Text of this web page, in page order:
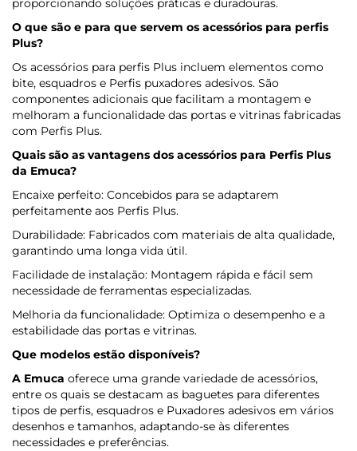
proporcionando soluções práticas e duradouras.
O que são e para que servem os acessórios para perfis
Plus?
Os acessórios para perfis Plus incluem elementos como
bite, esquadros e Perfis puxadores adesivos. São
componentes adicionais que facilitam a montagem e
melhoram a funcionalidade das portas e vitrinas fabricadas
com Perfis Plus.
Quais são as vantagens dos acessórios para Perfis Plus
da Emuca?
Encaixe perfeito: Concebidos para se adaptarem
perfeitamente aos Perfis Plus.
Durabilidade: Fabricados com materiais de alta qualidade,
garantindo uma longa vida útil.
Facilidade de instalação: Montagem rápida e fácil sem
necessidade de ferramentas especializadas.
Melhoria da funcionalidade: Optimiza o desempenho e a
estabilidade das portas e vitrinas.
Que modelos estão disponíveis?
A Emuca oferece uma grande variedade de acessórios,
entre os quais se destacam as baguetes para diferentes
tipos de perfis, esquadros e Puxadores adesivos em vários
desenhos e tamanhos, adaptando-se às diferentes
necessidades e preferências.